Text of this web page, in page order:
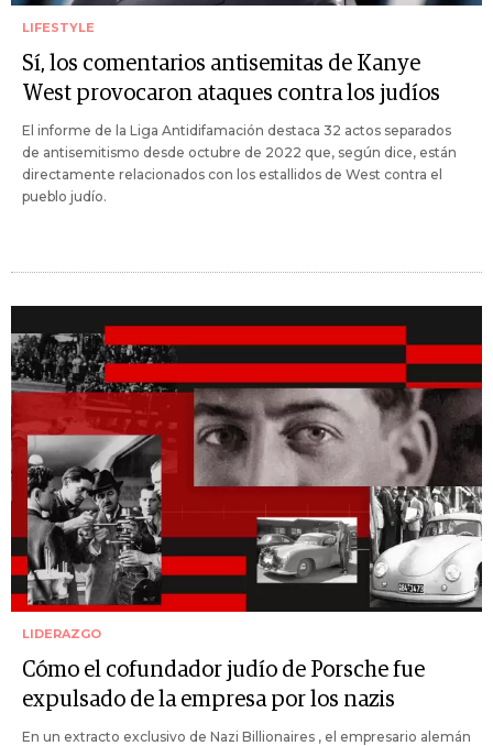
LIFESTYLE
Sí, los comentarios antisemitas de Kanye
West provocaron ataques contra los judíos
El informe de la Liga Antidifamación destaca 32 actos separados
de antisemitismo desde octubre de 2022 que, según dice, están
directamente relacionados con los estallidos de West contra el
pueblo judío.
LIDERAZGO
Cómo el cofundador judío de Porsche fue
expulsado de la empresa por los nazis
En un extracto exclusivo de Nazi Billionaires , el empresario alemán